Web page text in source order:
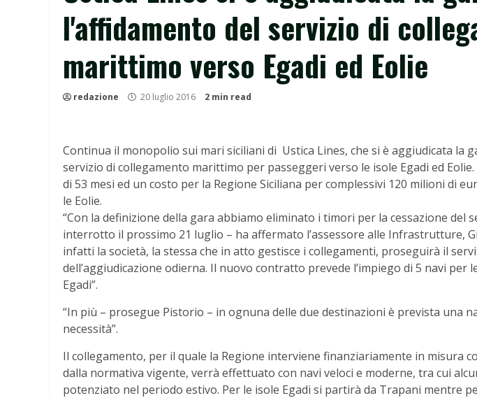
l'affidamento del servizio di
marittimo verso Egadi ed Eolie
redazione 20 luglio 2016 2 min read
Continua il monopolio sui mari siciliani di Ustica Lines, che si è aggiudicata la
servizio di collegamento marittimo per passeggeri verso le isole Egadi ed
di 53 mesi ed un costo per la Regione Siciliana per complessivi 120 milioni di
le Eolie.
“Con la definizione della gara abbiamo eliminato i timori per la cessazione del
interrotto il prossimo 21 luglio – ha affermato l’assessore alle Infrastrutture,
infatti la società, la stessa che in atto gestisce i collegamenti, proseguirà il
dell’aggiudicazione odierna. Il nuovo contratto prevede l’impiego di 5 navi per
Egadi”.
“In più – prosegue Pistorio – in ognuna delle due destinazioni è prevista una
necessità”.
Il collegamento, per il quale la Regione interviene finanziariamente in misura
dalla normativa vigente, verrà effettuato con navi veloci e moderne, tra cui
potenziato nel periodo estivo. Per le isole Egadi si partirà da Trapani mentre